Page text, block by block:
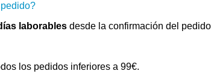
laborables desde la confirmación del
los pedidos inferiores a 99€.